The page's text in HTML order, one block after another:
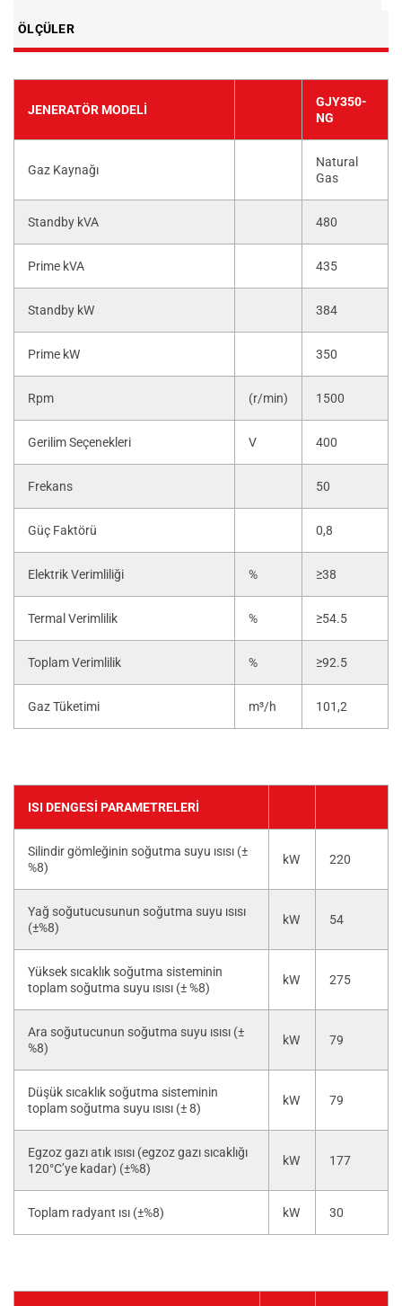
ÖLÇÜLER
JENERATÖR MODELI
GJY350-
NG
Gaz Kaynağı
Natural
Gas
Standby kVA 480
Prime kVA 435
Standby kW 384
Prime kW 350
Rpm (r/min) 1500
Gerilim Seçenekleri V 400
Frekans 50
Güç Faktörü 0,8
Elektrik Verimliliği % ≥38
Termal Verimlilik % ≥54.5
Toplam Verimlilik % ≥92.5
Gaz Tüketimi m³/h 101,2
ISI DENGESI PARAMETRELERI
Silindir gömleğinin soğutma suyu ısısı (±
%8)
kW 220
Yağ soğutucusunun soğutma suyu ısısı
(±%8)
kW 54
Yüksek sıcaklık soğutma sisteminin
toplam soğutma suyu ısısı (± %8)
kW 275
Ara soğutucunun soğutma suyu ısısı (±
%8)
kW 79
Düşük sıcaklık soğutma sisteminin
toplam soğutma suyu ısısı (± 8)
kW 79
Egzoz gazı atık ısısı (egzoz gazı sıcaklığı
120°C’ye kadar) (±%8)
kW 177
Toplam radyant ısı (±%8) kW 30